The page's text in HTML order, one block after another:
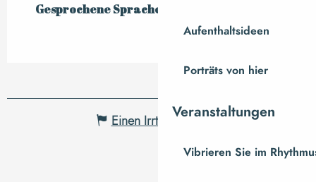
Aufenthaltsideen
Porträts von hier
Veranstaltungen
Vibrieren Sie im
Gesprochene Sprachen
Gesprochene Sprachen
Einen Irrtum angeben